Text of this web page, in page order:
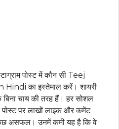
पोस्ट में कौन सी Teej
का इस्तेमाल करें। शायरी
बिना चाय की तरह हैं। हर सोशल
पोस्ट पर लाखों लाइक और कमेंट
असफल। उनमें कमी यह है कि वे